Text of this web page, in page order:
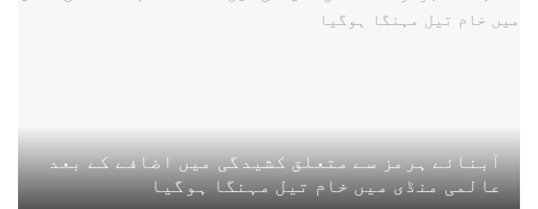
آبنائے ہرمز سے متعلق کشیدگی میں اضافے کے بعد
عالمی منڈی میں خام تیل مہنگا ہوگیا